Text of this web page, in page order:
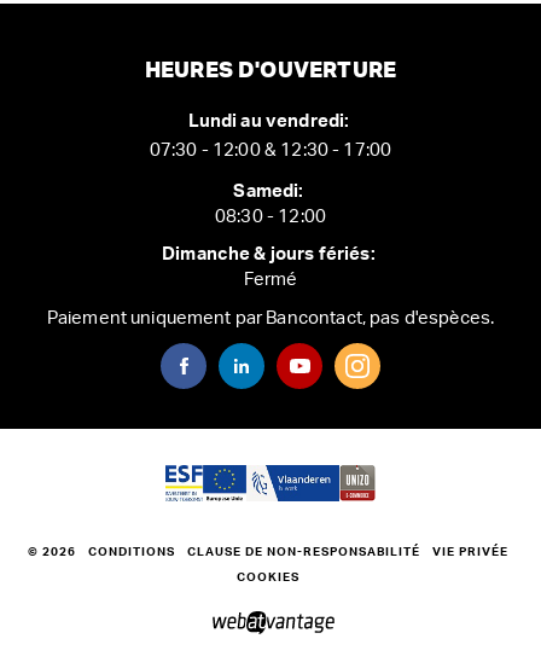
HEURES D'OUVERTURE
Lundi au vendredi:
07:30 - 12:00 & 12:30 - 17:00
Samedi:
08:30 - 12:00
Dimanche & jours fériés:
Fermé
Paiement uniquement par Bancontact, pas d'espèces.
© 2026 CONDITIONS CLAUSE DE NON-RESPONSABILITÉ VIE PRIVÉE
COOKIES